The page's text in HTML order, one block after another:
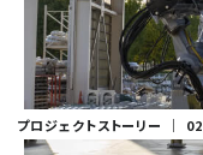
プロジェクトストーリー ｜ 02